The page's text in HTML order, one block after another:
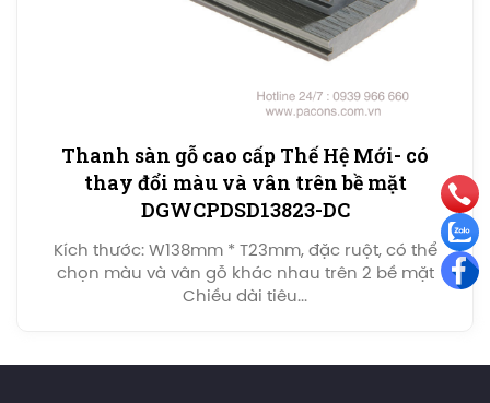
Thanh sàn gỗ cao cấp Thế Hệ Mới- có
thay đổi màu và vân trên bề mặt
DGWCPDSD13823-DC
Kích thước: W138mm * T23mm, đặc ruột, có thể
chọn màu và vân gỗ khác nhau trên 2 bề mặt
Chiều dài tiêu...